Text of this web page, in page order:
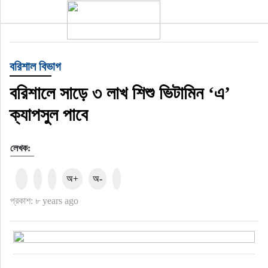
বাংলাদেশ
ইন্টারন্যাশনাল
মার্কিন যুক্তরাষ্ট্র
এন্টারটেইনমেন্ট
বরিশাল বিভাগ
বরিশালে সাড়ে ৩ লাখ শিশু ভিটামিন ‘এ’
ক্যাপসুল পাবে
লেখক:
প্রকাশ: ৮ years ago
অ+ অ-